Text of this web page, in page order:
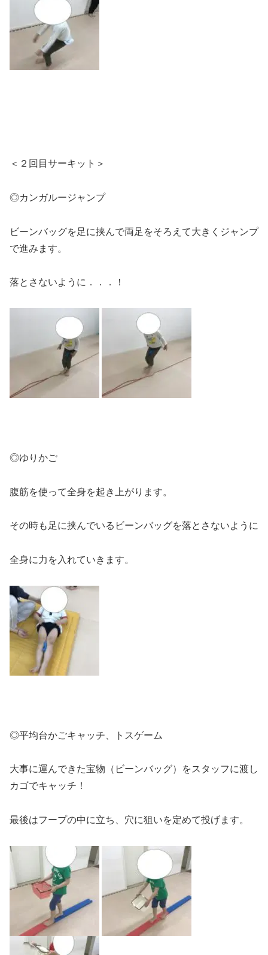
＜２回目サーキット＞
◎カンガルージャンプ
ビーンバッグを足に挟んで両足をそろえて大きくジャンプ
で進みます。
落とさないように．．．！
◎ゆりかご
腹筋を使って全身を起き上がります。
その時も足に挟んでいるビーンバッグを落とさないように
全身に力を入れていきます。
◎平均台かごキャッチ、トスゲーム
大事に運んできた宝物（ビーンバッグ）をスタッフに渡し
カゴでキャッチ！
最後はフープの中に立ち、穴に狙いを定めて投げます。